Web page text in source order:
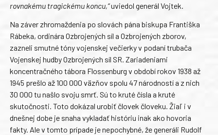
rovnakému tragickému koncu,“uviedol generál Vojtek.
Na záver zhromaždenia po slovách pána biskupa Františka
Rábeka, ordinára Ozbrojených síl a Ozbrojených zborov,
zazneli smutné tóny vojenskej večierky v podaní trubača
Vojenskej hudby Ozbrojených síl SR. Zariadeniami
koncentračného tábora Flossenburg v období rokov 1938 až
1945 prešlo až 100 000 väzňov spolu 47 národností a z nich
30 000 tu našlo svoju smrť. Sú to kruté čísla a kruté
skutočnosti. Toto dokázal urobiť človek človeku. Žiaľ i v
dnešnej dobe je snaha vykladať históriu inak ako hovoria
fakty. Ale v tomto prípade je nepochybné, že generáli Rudolf